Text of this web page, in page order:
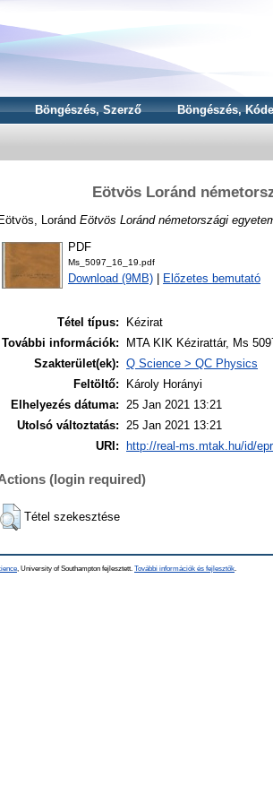
Böngészés, Szerző Böngészés,
Eötvös Loránd
Loránd Eötvös Loránd németországi
PDF
Ms_5097_16_19.pdf
Download (9MB) Előzetes bemutató
Tétel típus:
Kézirat
További információk:
MTA KIK Kézirattár, Ms
Szakterület(ek): Q Science > QC Physics
Feltöltő:
Károly Horányi
Elhelyezés dátuma: 25 Jan 2021 13:21
Utolsó változtatás: 25 Jan 2021 13:21
URI:
http://real-ms.mtak.hu/id/
(login required)
Tétel szekesztése
, University of Southampton fejlesztett. További információk és fejlesztők